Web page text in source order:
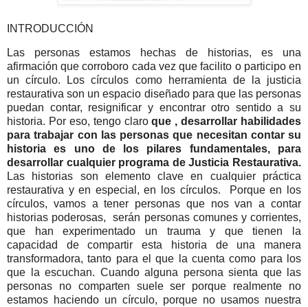
INTRODUCCIÓN
Las personas estamos hechas de historias, es una
afirmación que corroboro cada vez que facilito o participo en
un círculo. Los círculos como herramienta de la justicia
restaurativa son un espacio diseñado para que las personas
puedan contar, resignificar y encontrar otro sentido a su
historia. Por eso, tengo claroque , desarrollar habilidades
para trabajar con las personas que necesitan contar su
historia es uno de los pilares fundamentales, para
desarrollar cualquier programa de Justicia Restaurativa.
Las historias son elemento clave en cualquier práctica
restaurativa y en especial, en los círculos. Porque en los
círculos, vamos a tener personas que nos van a contar
historias poderosas, serán personas comunes y corrientes,
que han experimentado un trauma y que tienen la
capacidad de compartir esta historia de una manera
transformadora, tanto para el que la cuenta como para los
que la escuchan. Cuando alguna persona sienta que las
personas no comparten suele ser porque realmente no
estamos haciendo un círculo, porque no usamos nuestra